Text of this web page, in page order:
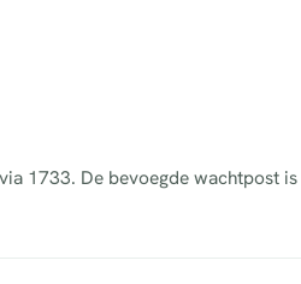
1733. De bevoegde wachtpost is